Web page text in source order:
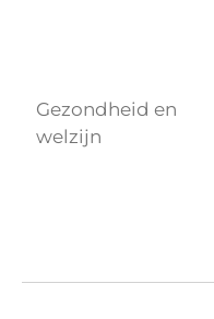
Gezondheid en
welzijn